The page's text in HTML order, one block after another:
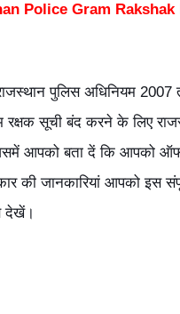
Police Gram
पुलिस अधिनियम
रक्षक सूची बंद करने के लिए
आपको बता दें कि आपको
की जानकारियां आपको इस
देखें।